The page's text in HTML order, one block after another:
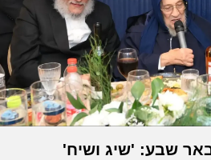
שבע: 'שיג ושיח'